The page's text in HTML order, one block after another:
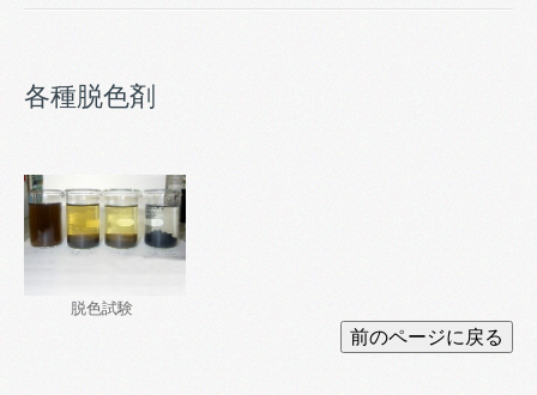
各種脱色剤
脱色試験